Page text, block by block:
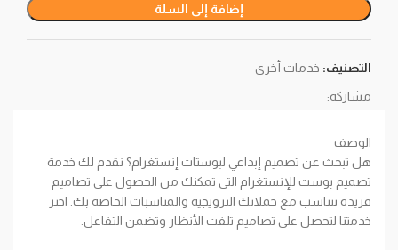
إضافة إلى السلة
التصنيف: خدمات أخرى
مشاركة:
الوصف
هل تبحث عن تصميم إبداعي لبوستات إنستغرام؟ نقدم لك خدمة
تصميم بوست للإنستغرام التي تمكنك من الحصول على تصاميم
فريدة تتناسب مع حملاتك الترويجية والمناسبات الخاصة بك. اختر
خدمتنا لتحصل على تصاميم تلفت الأنظار وتضمن التفاعل.